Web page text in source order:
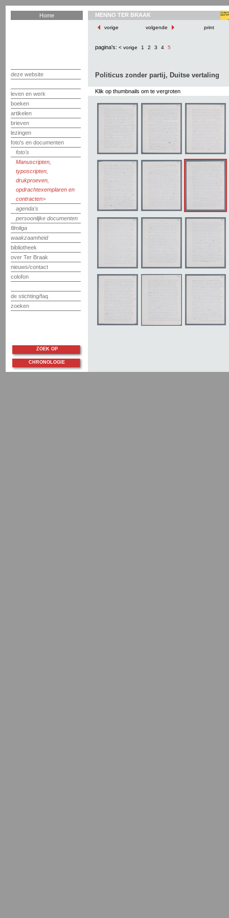
Home
deze website
leven en werk
boeken
artikelen
brieven
lezingen
foto's en documenten
foto's
Manuscripten,
typoscripten,
drukproeven,
opdrachtexemplaren en
contracten
agenda's
persoonlijke documenten
filmliga
waakzaamheid
bibliotheek
over Ter Braak
nieuws/contact
colofon
de stichting/faq
zoeken
MENNO TER BRAAK
vorige volgende print
pagina's: < vorige 1 2 3 4 5
Politicus zonder partij, Duitse vertaling
Klik op thumbnails om te vergroten
ZOEK OP
CHRONOLOGIE